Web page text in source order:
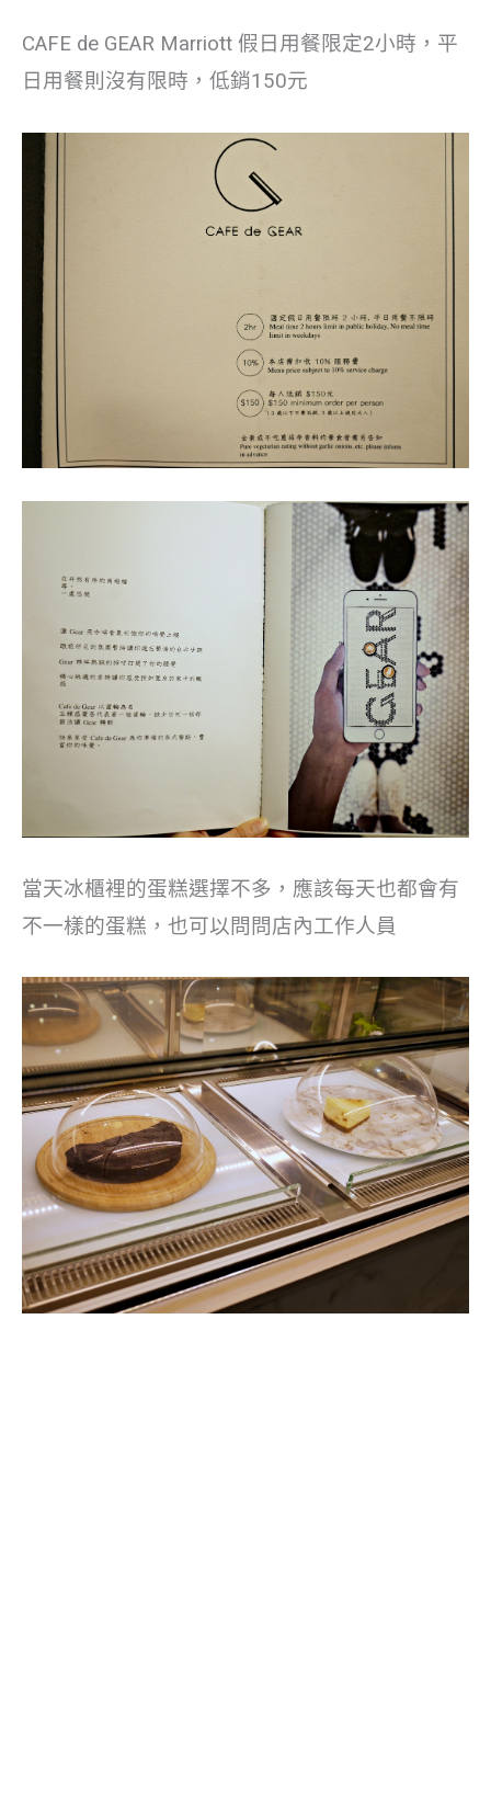
CAFE de GEAR Marriott 假日用餐限定2小時，平
日用餐則沒有限時，低銷150元
當天冰櫃裡的蛋糕選擇不多，應該每天也都會有
不一樣的蛋糕，也可以問問店內工作人員